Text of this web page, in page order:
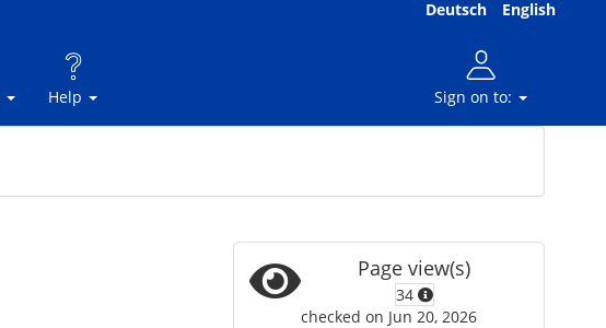
Deutsch English
Help Sign on to:
Page view(s)
34
checked on Jun 20, 2026